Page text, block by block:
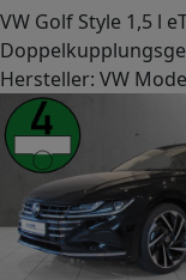
VW Golf Style 1,5 l
Hersteller: VW